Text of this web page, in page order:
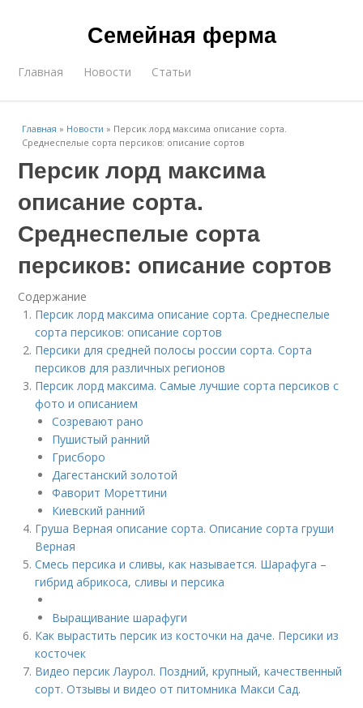
Семейная ферма
Главная Новости Статьи
Главная » Новости » Персик лорд максима описание сорта.
Среднеспелые сорта персиков: описание сортов
Персик лорд максима
описание сорта.
Среднеспелые сорта
персиков: описание сортов
Содержание
Персик лорд максима описание сорта. Среднеспелые
сорта персиков: описание сортов
Персики для средней полосы россии сорта. Сорта
персиков для различных регионов
Персик лорд максима. Самые лучшие сорта персиков с
фото и описанием
Созревают рано
Пушистый ранний
Грисборо
Дагестанский золотой
Фаворит Мореттини
Киевский ранний
Груша Верная описание сорта. Описание сорта груши
Верная
Смесь персика и сливы, как называется. Шарафуга –
гибрид абрикоса, сливы и персика
Выращивание шарафуги
Как вырастить персик из косточки на даче. Персики из
косточек
Видео персик Лаурол. Поздний, крупный, качественный
сорт. Отзывы и видео от питомника Макси Сад.